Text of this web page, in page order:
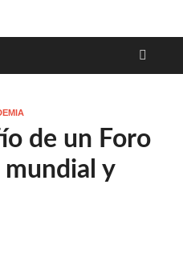
de un Foro
mundial y